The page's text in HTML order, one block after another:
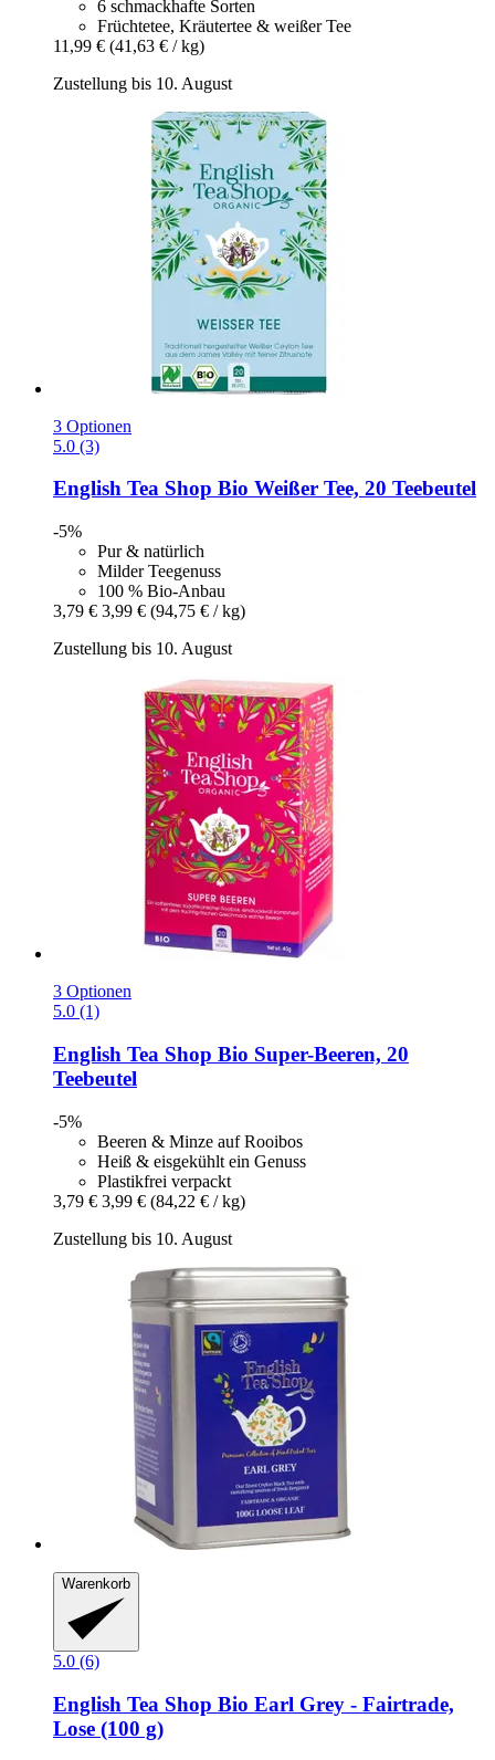
6 schmackhafte Sorten
Früchtetee, Kräutertee & weißer Tee
11,99 € (41,63 € / kg)
Zustellung bis 10. August
3 Optionen
5.0 (3)
English Tea Shop Bio Weißer Tee, 20 Teebeutel
-5%
Pur & natürlich
Milder Teegenuss
100 % Bio-Anbau
3,79 € 3,99 € (94,75 € / kg)
Zustellung bis 10. August
3 Optionen
5.0 (1)
English Tea Shop Bio Super-​Beeren, 20
Teebeutel
-5%
Beeren & Minze auf Rooibos
Heiß & eisgekühlt ein Genuss
Plastikfrei verpackt
3,79 € 3,99 € (84,22 € / kg)
Zustellung bis 10. August
Warenkorb
5.0 (6)
English Tea Shop Bio Earl Grey -​ Fairtrade,
Lose (100 g)